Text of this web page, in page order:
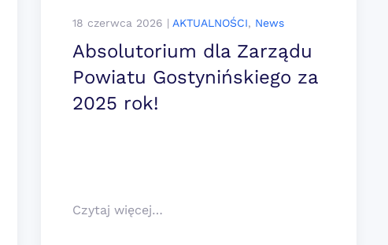
18 czerwca 2026 | AKTUALNOŚCI, News
Absolutorium dla Zarządu
Powiatu Gostynińskiego za
2025 rok!
Czytaj więcej…